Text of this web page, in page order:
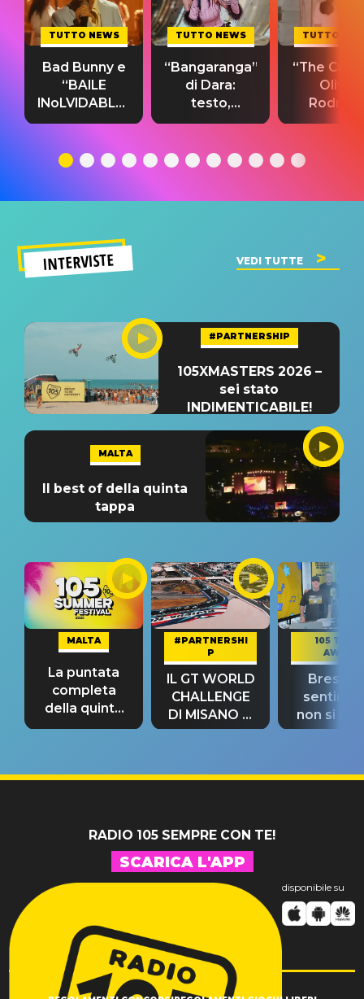
TUTTO NEWS
Bad Bunny e
“BAILE
INoLVIDABLE”:
testo,
significato
TUTTO NEWS
“Bangaranga”
di Dara:
testo,
traduzione e
del singolo
TUTTO
“The
Olivia
testo,
INTERVISTE VEDI TUTTE
#PARTNERSHIP
105XMASTERS 2026 –
sei stato
INDIMENTICABILE!
MALTA
Il best of della quinta
tappa
MALTA
La puntata
completa
della quinta
tappa
#PARTNERSHI
P
IL GT WORLD
CHALLENGE
DI MISANO si
riconferma
105 TAKE
AWAY
Bresh:
non si
fino alla
RADIO 105 SEMPRE CON TE!
SCARICA L'APP
disponibile su